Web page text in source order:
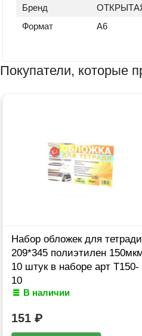
Бренд
Формат
А6
Покупатели, которые
Набор обложек для тетради
209*345 полиэтилен
10 штук в наборе арт Т150-
10
В наличии
151 ₽